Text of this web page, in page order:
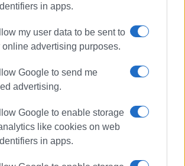
in apps.
my user data to be sent to
online advertising purposes.
Google to send me
advertising.
Google to enable storage
like cookies on web
in apps.